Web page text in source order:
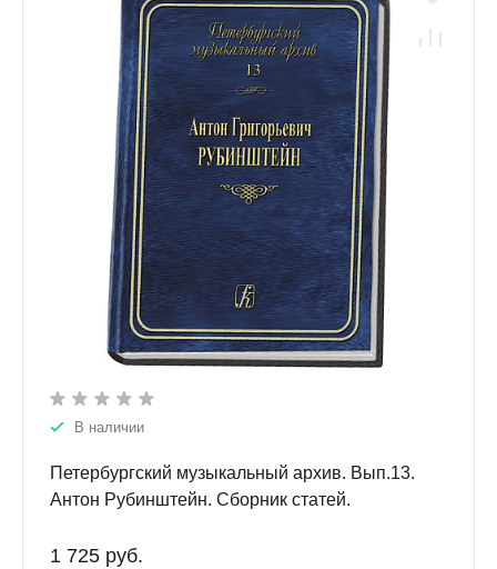
В наличии
Петербургский музыкальный архив. Вып.13.
Антон Рубинштейн. Сборник статей.
1 725 руб.